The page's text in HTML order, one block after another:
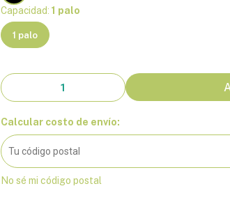
Capacidad: 1 palo
1 palo
Calcular costo de envío:
No sé mi código postal